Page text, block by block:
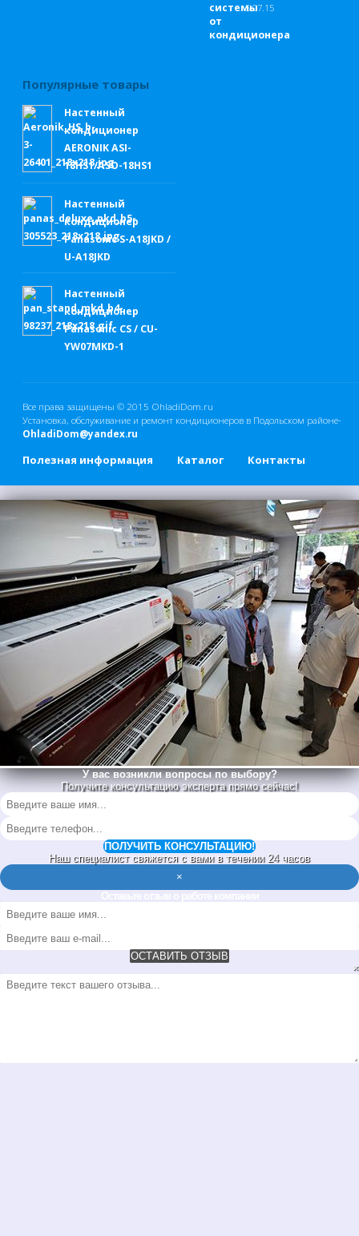
5.07.15
Популярные товары
Настенный
кондиционер
AERONIK ASI-
18HS1/ASO-18HS1
Настенный
кондиционер
Panasonic S-A18JKD /
U-A18JKD
Настенный
кондиционер
Panasonic CS / CU-
YW07MKD-1
Все права защищены © 2015 OhladiDom.ru
Установка, обслуживание и ремонт кондиционеров в Подольском районе-
OhladiDom@yandex.ru
Полезная информация Каталог Контакты
У вас возникли вопросы по выбору?
Получите консультацию эксперта прямо сейчас!
ПОЛУЧИТЬ КОНСУЛЬТАЦИЮ!
Наш специалист свяжется с вами в течении 24 часов
×
ОСТАВИТЬ ОТЗЫВ
×